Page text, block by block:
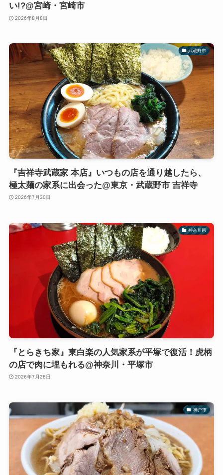
い!?@宮崎・宮崎市
2026年8月8日
武蔵野市
『吉祥寺武蔵家 本店』いつもの店を通り越したら、
極太麺の家系に出会った@東京・武蔵野市 吉祥寺
2026年7月30日
神奈川県
『とらきち家』東白楽の人気家系が平塚で復活！虎柄
の店で肉に埋もれる@神奈川・平塚市
2026年7月28日
神戸市